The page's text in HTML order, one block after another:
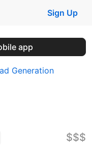
Sign Up
app
Generation
$$$